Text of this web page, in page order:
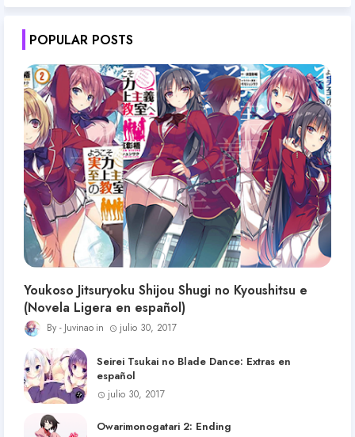
POPULAR POSTS
Youkoso Jitsuryoku Shijou Shugi no Kyoushitsu e
(Novela Ligera en español)
Juvinao julio 30, 2017
Seirei Tsukai no Blade Dance: Extras en
español
julio 30, 2017
Owarimonogatari 2: Ending